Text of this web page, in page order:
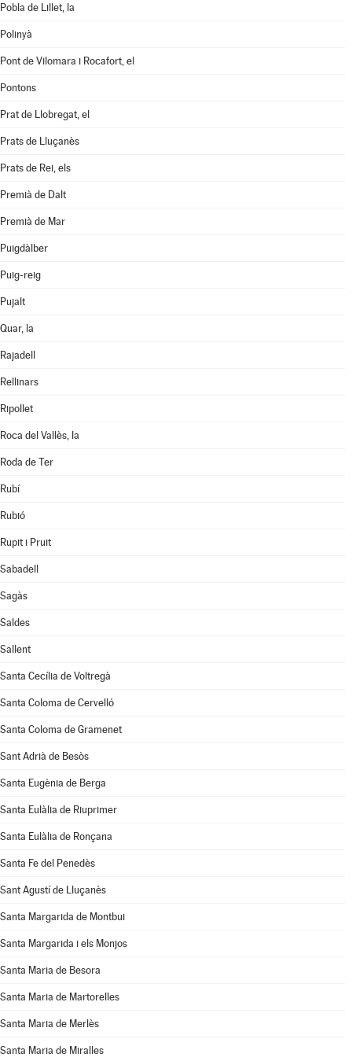
Pobla de Lillet, la
Polinyà
Pont de Vilomara i Rocafort, el
Pontons
Prat de Llobregat, el
Prats de Lluçanès
Prats de Rei, els
Premià de Dalt
Premià de Mar
Puigdàlber
Puig-reig
Pujalt
Quar, la
Rajadell
Rellinars
Ripollet
Roca del Vallès, la
Roda de Ter
Rubí
Rubió
Rupit i Pruit
Sabadell
Sagàs
Saldes
Sallent
Santa Cecília de Voltregà
Santa Coloma de Cervelló
Santa Coloma de Gramenet
Sant Adrià de Besòs
Santa Eugènia de Berga
Santa Eulàlia de Riuprimer
Santa Eulàlia de Ronçana
Santa Fe del Penedès
Sant Agustí de Lluçanès
Santa Margarida de Montbui
Santa Margarida i els Monjos
Santa Maria de Besora
Santa Maria de Martorelles
Santa Maria de Merlès
Santa Maria de Miralles